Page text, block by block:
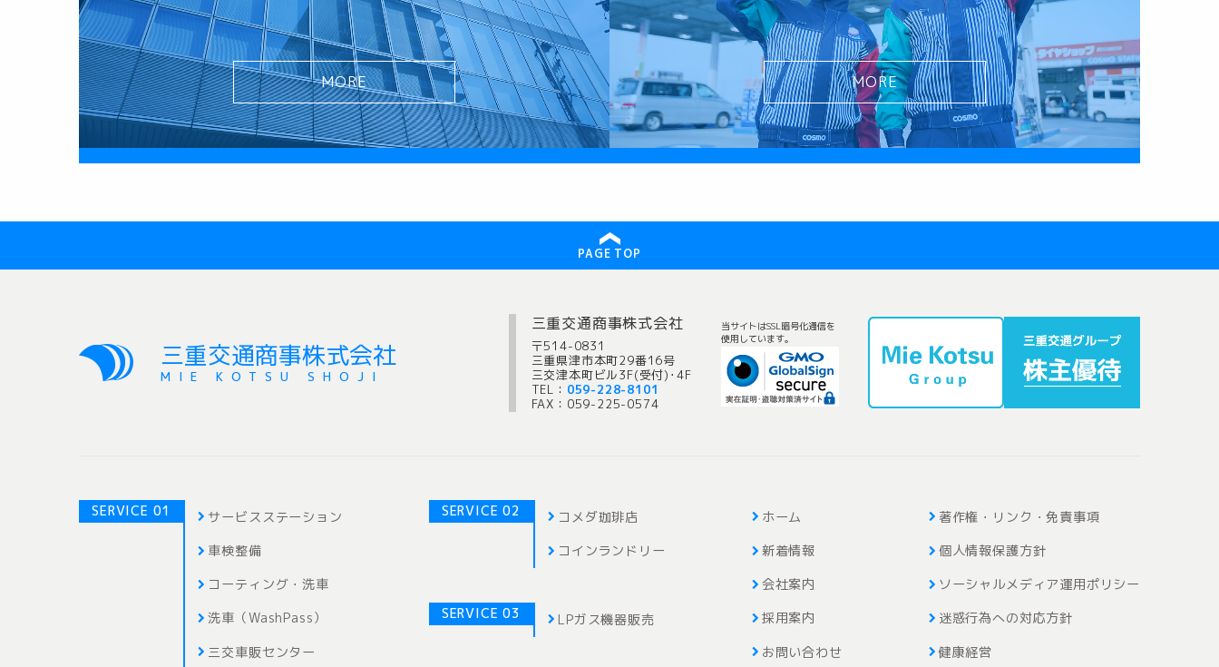
MORE MORE
PAGE TOP
三重交通商事株式会社
MIE KOTSU SHOJI
三重交通商事株式会社
〒514-0831
三重県津市本町29番16号
三交津本町ビル3F(受付)･4F
TEL： 059-228-8101
FAX：059-225-0574
当サイトはSSL暗号化通信を
使用しています。
SERVICE 01 サービスステーション
車検整備
コーティング・洗車
洗車（WashPass）
三交車販センター
SERVICE 02 コメダ珈琲店
コインランドリー
SERVICE 03 LPガス機器販売
ホーム
新着情報
会社案内
採用案内
お問い合わせ
著作権・リンク・免責事項
個人情報保護方針
ソーシャルメディア運用ポリシー
迷惑行為への対応方針
健康経営